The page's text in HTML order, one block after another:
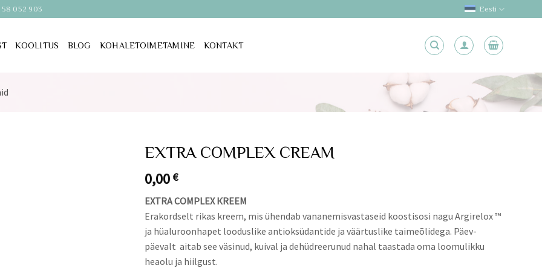
58 052 903 Eesti
KOOLITUS BLOG KOHALETOIMETAMINE KONTAKT
EXTRA COMPLEX CREAM
0,00 €
EXTRA COMPLEX КREEM
Erakordselt rikas kreem, mis ühendab vananemisvastaseid koostisosi nagu Argirelox ™
ja hüaluroonhapet looduslike antioksüdantide ja väärtuslike taimeõlidega. Päev-
päevalt aitab see väsinud, kuival ja dehüdreerunud nahal taastada oma loomulikku
heaolu ja hiilgust.